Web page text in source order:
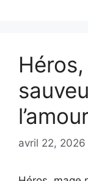
avril 22, 2026